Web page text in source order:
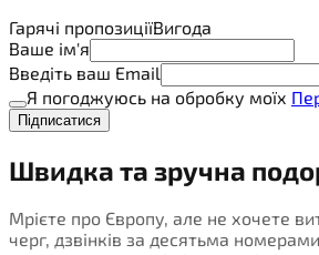
Гарячі пропозиціїВигода
Ваше ім'я
Введіть ваш Email
Я погоджуюсь на обробку моїх
Підписатися
Швидка та зручна
Мрієте про Європу, але не хочете
черг, дзвінків за десятьма